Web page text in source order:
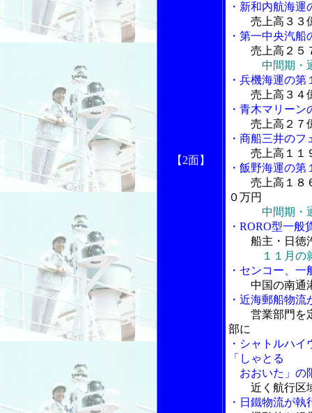
【2面】
・新和内航海
売上高３３
・第一中央汽
売上高２５
中間期・
・兵機海運の
売上高３４
・青木マリー
売上高２７億
・商船三井の
売上高１１
・飯野海運の
売上高１８
０万円
中間期・
・RORO型一
船主・日徳
１１月の
・センコー、
中国の南通
・近海郵船物
営業部門を
部に
・シャトルハ
「しゃとる
おおいた」の
近く航行区
・日鐵物流が